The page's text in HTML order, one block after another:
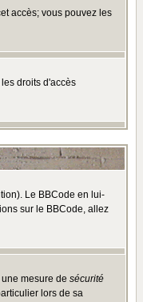
accès; vous pouvez les
droits d'accès
Le BBCode en lui-
sur le BBCode, allez
mesure de sécurité
lors de sa